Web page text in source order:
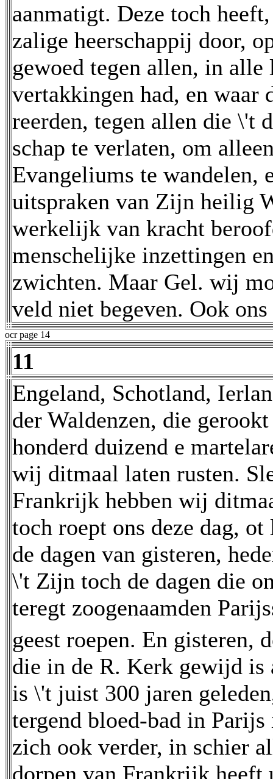
aanmatigt. Deze toch
zalige heerschappij door,
gewoed tegen allen, in alle
vertakkingen had, en waar
reerden, tegen allen die \'t
schap te verlaten, om
Evangeliums te wandelen,
uitspraken van Zijn heilig
werkelijk van kracht
menschelijke inzettingen
zwichten. Maar Gel. wij
veld niet begeven. Ook
ocr page 14
11
Engeland, Schotland,
der Waldenzen, die
honderd duizend e
wij ditmaal laten rusten.
Frankrijk hebben wij
toch roept ons deze dag,
de dagen van gisteren,
\'t Zijn toch de dagen die
teregt zoogenaamden
geest roepen. En gisteren,
die in de R. Kerk gewijd is
is \'t juist 300 jaren
tergend bloed-bad in
zich ook verder, in schier
dorpen van Frankrijk